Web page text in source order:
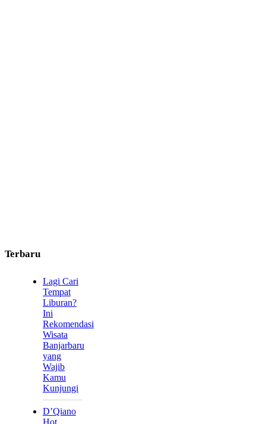
Terbaru
Lagi Cari
Tempat
Liburan?
Ini
Rekomendasi
Wisata
Banjarbaru
yang
Wajib
Kamu
Kunjungi
D’Qiano
Hot